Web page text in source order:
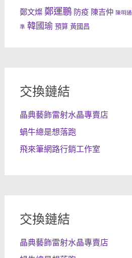
鄭文燦 鄭運鵬 防疫 陳吉仲 陳明通
準 韓國瑜 預算 黃國昌
交換鏈結
晶典藝飾雷射水晶專賣店
蝸牛總是想落跑
飛來筆網路行銷工作室
交換鏈結
晶典藝飾雷射水晶專賣店